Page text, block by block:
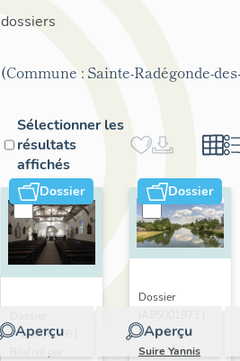
dossiers
(Commune : Sainte-Radégonde-
Sélectionner les
résultats
affichés
Dossier
Aperçu
IM85000676 |
Dossier
Aperçu
Dossier
Réalisé par
Suire Yannis